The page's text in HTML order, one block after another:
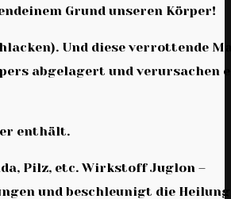
Grund unseren Körper!
Und diese verrottende
abgelagert und verursachen
enthält.
Pilz, etc. Wirkstoff Juglon –
und beschleunigt die